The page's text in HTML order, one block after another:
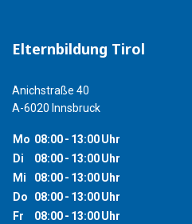
Elternbildung Tirol
Anichstraße 40
A-6020 Innsbruck
Mo 08:00- 13:00Uhr
Di
08:00- 13:00Uhr
Mi
08:00- 13:00Uhr
Do
08:00- 13:00Uhr
Fr
08:00- 13:00Uhr